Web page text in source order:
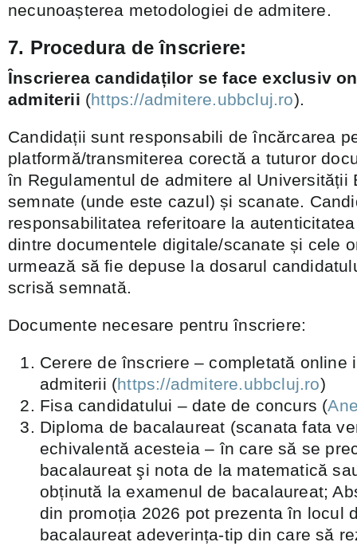
necunoașterea metodologiei de admitere.
7. Procedura de înscriere:
Înscrierea candidaților se face exclusiv
admiterii (https://admitere.ubbcluj.ro).
Candidații sunt responsabili de încărcarea
platformă/transmiterea corectă a tuturor
în Regulamentul de admitere al Universității
semnate (unde este cazul) și scanate.
responsabilitatea referitoare la
dintre documentele digitale/scanate și cele
urmează să fie depuse la dosarul
scrisă semnată.
Documente necesare pentru înscriere:
Cerere de înscriere – completată online
admiterii (https://admitere.ubbcluj.ro)
Fisa candidatului – date de concurs (
Diploma de bacalaureat (scanata fata
echivalentă acesteia – în care să se
bacalaureat şi nota de la matematică
obținută la examenul de bacalaureat;
din promoția 2026 pot prezenta în locul
bacalaureat adeverința-tip din care să